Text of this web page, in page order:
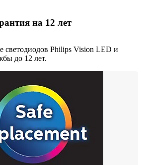
на 12 лет
светодиодов Philips Vision LED и
до 12 лет.